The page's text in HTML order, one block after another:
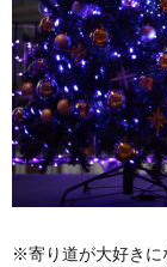
※寄り道が大好きに